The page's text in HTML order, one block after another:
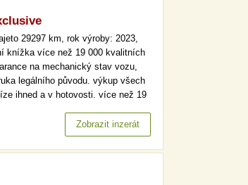
29297 km, rok výroby: 2023,
knížka více než 19 000 kvalitních
na mechanický stav vozu,
legálního původu. výkup všech
ihned a v hotovosti. více než 19
km. doživotní záruka…
Zobrazit inzerát